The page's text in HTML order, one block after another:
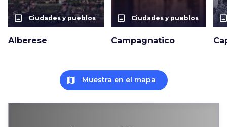
photo_size_select_actual Ciudades y pueblos
Alberese
photo_size_select_actual Ciudades y pueblos
Campagnatico
map Muestra en el mapa